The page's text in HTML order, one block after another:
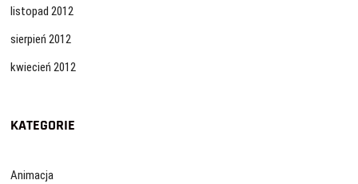
listopad 2012
sierpień 2012
kwiecień 2012
KATEGORIE
Animacja